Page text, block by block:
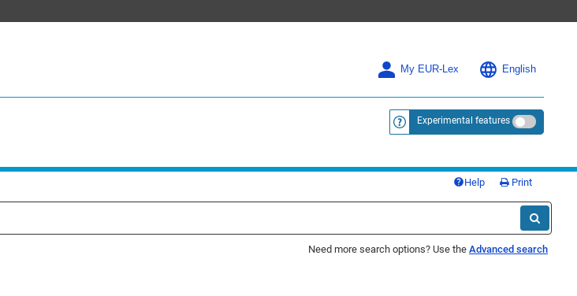
My EUR-Lex English
<a href="https://eur-lex.europa.eu/
Experimental features
Help Print
Need more search options? Use the Advanced search